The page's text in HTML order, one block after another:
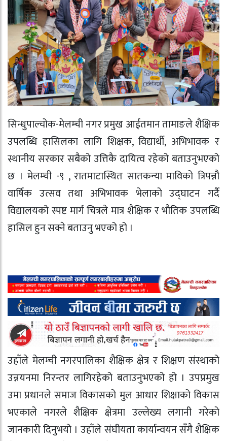
सिन्धुपाल्चोक-मेलम्ची नगर प्रमुख आईतमान तामाङले शैक्षिक
उपलब्धि हासिलका लागि शिक्षक, विद्यार्थी, अभिभावक र
स्थानीय सरकार सबैको उत्तिकै दायित्व रहेको बताउनुभएको
छ । मेलम्ची -९ , रातमाटास्थित सातकन्या माविको त्रिपन्नौ
वार्षिक उत्सव तथा अभिभावक भेलाको उद्घाटन गर्दै
विद्यालयको स्पष्ट मार्ग चित्रले मात्र शैक्षिक र भौतिक उपलब्धि
हासिल हुन सक्ने बताउनु भएको हो ।
उहाँले मेलम्ची नगरपालिका शैक्षिक क्षेत्र र शिक्षण संस्थाको
उन्नयनमा निरन्तर लागिरहेको बताउनुभएको हो । उपप्रमुख
उमा प्रधानले समाज विकासको मुल आधार शिक्षाको विकास
भएकाले नगरले शैक्षिक क्षेत्रमा उल्लेख्य लगानी गरेको
जानकारी दिनुभयो । उहाँले संघीयता कार्यान्वयन सँगै शैक्षिक